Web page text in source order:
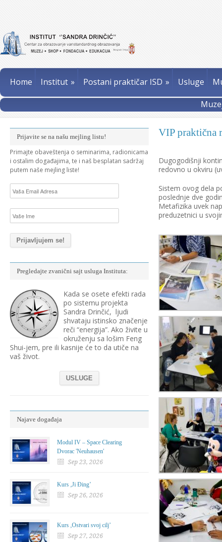
Home Institut » Postani praktičar ISD » Usluge
VIP praktična
Dugogodišnji
redovno u okviru
Sistem ovog dela
poslednje dve
Metafizika uvek
preduzetnici u
Prijavite se na našu mejling listu!
Primajte obaveštenja o seminarima, radionicama
i ostalim događajima, te i naš besplatan sadržaj
putem naše mejling liste!
Pregledajte zvanični sajt usluga Instituta:
Kada se osete efekti rada
po sistemu projekta
Sandra Drinčić, ljudi
shvataju istinsko značenje
reči “energija”. Ako živite u
okruženju sa lošim Feng
Shui-jem, pre ili kasnije će to da utiče na
vaš život.
USLUGE
Najave događaja
Modul IV – Space Clearing
Dvorac 'Neuhausen'
Sep 23, 2026
Kurs ,Ji Đing’
Sep 26, 2026
Kurs ,Ostvari svoj cilj’
Sep 27, 2026